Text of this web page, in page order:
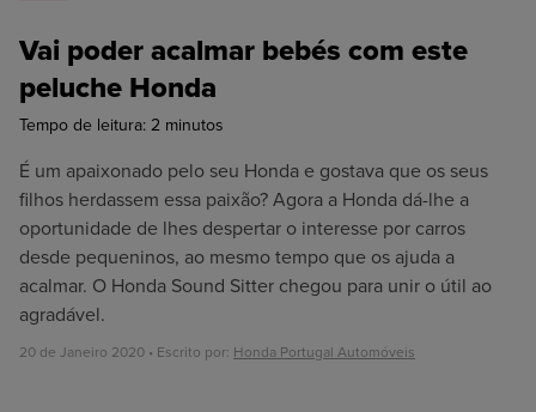
Vai poder acalmar bebés com este
peluche Honda
Tempo de leitura: 2 minutos
É um apaixonado pelo seu Honda e gostava que os seus
filhos herdassem essa paixão? Agora a Honda dá-lhe a
oportunidade de lhes despertar o interesse por carros
desde pequeninos, ao mesmo tempo que os ajuda a
acalmar. O Honda Sound Sitter chegou para unir o útil ao
agradável.
20 de Janeiro 2020 • Escrito por: Honda Portugal Automóveis